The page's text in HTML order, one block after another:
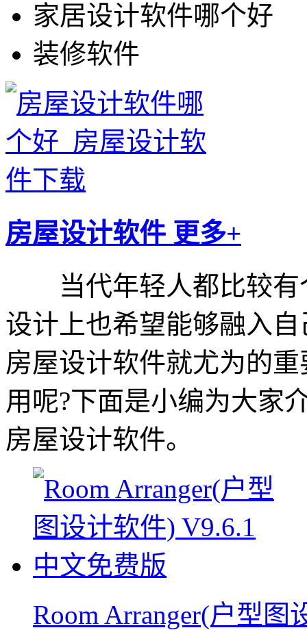
家居设计软件哪个好
装修软件
房屋设计软件 更多+
当代年轻人都比较有
设计上也希望能够融入
房屋设计软件就尤为的
用呢?下面是小编为大家
房屋设计软件。
Room Arranger(户型图